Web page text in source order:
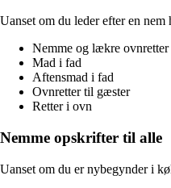
Uanset om du leder efter en
Nemme og lækre ovnretter
Mad i fad
Aftensmad i fad
Ovnretter til gæster
Retter i ovn
Nemme opskrifter til alle
Uanset om du er nybegynder i